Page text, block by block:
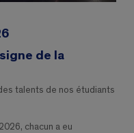
de la
talents de nos étudiants
chacun a eu